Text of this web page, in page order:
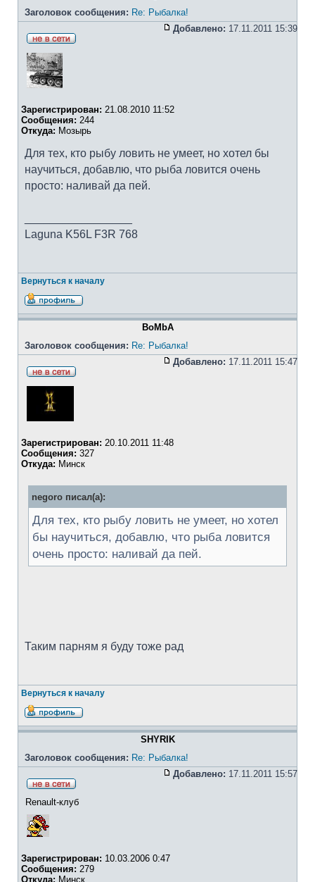
Заголовок сообщения: Re: Рыбалка!
Добавлено: 17.11.2011 15:39
Зарегистрирован: 21.08.2010 11:52
Сообщения: 244
Откуда: Мозырь
Для тех, кто рыбу ловить не умеет, но хотел бы
научиться, добавлю, что рыба ловится очень
просто: наливай да пей.
Laguna K56L F3R 768
Вернуться к началу
BoMbA
Заголовок сообщения: Re: Рыбалка!
Добавлено: 17.11.2011 15:47
Зарегистрирован: 20.10.2011 11:48
Сообщения: 327
Откуда: Минск
negoro писал(а):
Для тех, кто рыбу ловить не умеет, но хотел
бы научиться, добавлю, что рыба ловится
очень просто: наливай да пей.
Таким парням я буду тоже рад
Вернуться к началу
SHYRIK
Заголовок сообщения: Re: Рыбалка!
Добавлено: 17.11.2011 15:57
Renault-клуб
Зарегистрирован: 10.03.2006 0:47
Сообщения: 279
Откуда: Минск